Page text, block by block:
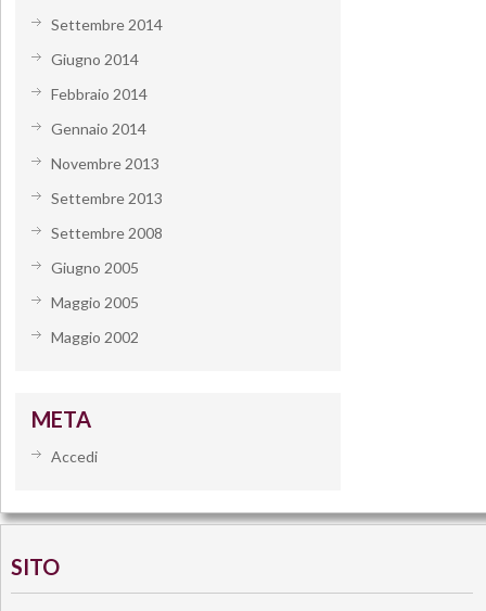
Settembre 2014
Giugno 2014
Febbraio 2014
Gennaio 2014
Novembre 2013
Settembre 2013
Settembre 2008
Giugno 2005
Maggio 2005
Maggio 2002
META
Accedi
SITO